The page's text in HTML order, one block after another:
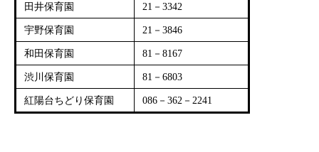
田井保育園
21－3342
宇野保育園 21－3846
和田保育園 81－8167
渋川保育園 81－6803
紅陽台ちどり保育園 086－362－2241